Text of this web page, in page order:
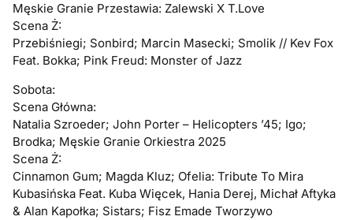
Męskie Granie Przestawia: Zalewski X T.Love
Scena Ż:
Przebiśniegi; Sonbird; Marcin Masecki; Smolik // Kev Fox
Feat. Bokka; Pink Freud: Monster of Jazz
Sobota:
Scena Główna:
Natalia Szroeder; John Porter – Helicopters ’45; Igo;
Brodka; Męskie Granie Orkiestra 2025
Scena Ż:
Cinnamon Gum; Magda Kluz; Ofelia: Tribute To Mira
Kubasińska Feat. Kuba Więcek, Hania Derej, Michał Aftyka
& Alan Kapołka; Sistars; Fisz Emade Tworzywo